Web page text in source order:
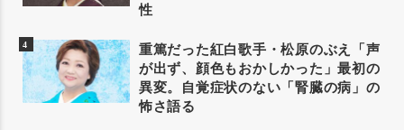
性
重篤だった紅白歌手・松原のぶえ「声
が出ず、顔色もおかしかった」最初の
異変。自覚症状のない「腎臓の病」の
怖さ語る